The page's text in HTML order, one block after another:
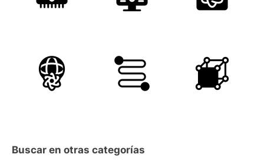
Buscar en otras categorías